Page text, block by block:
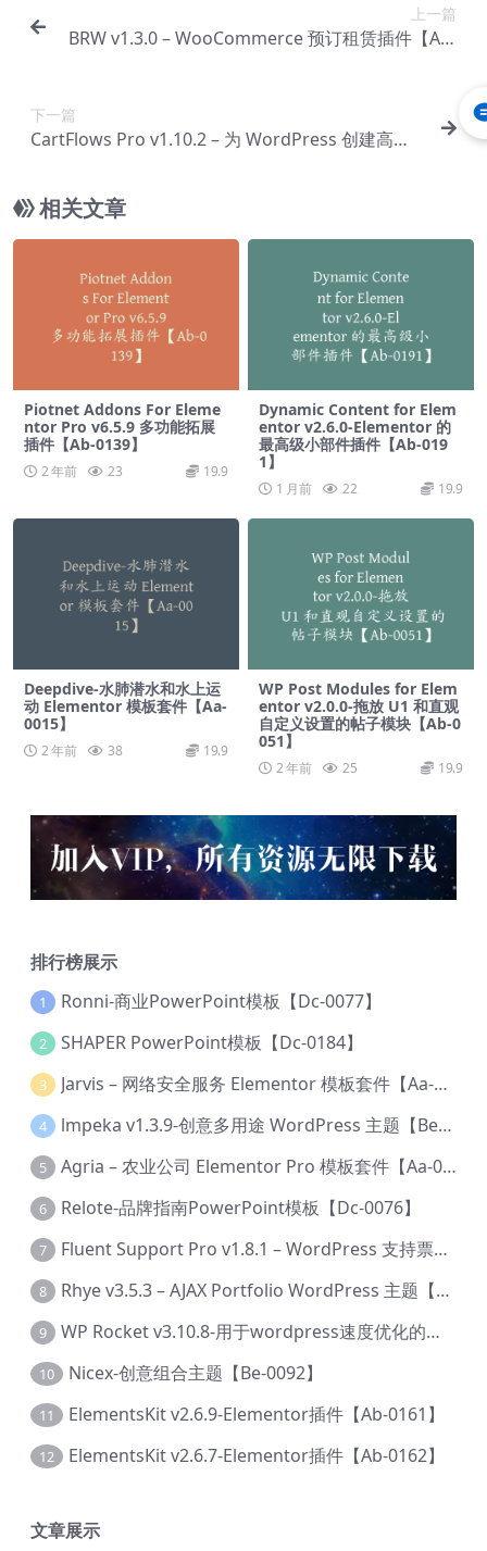
上一篇
BRW v1.3.0 – WooCommerce 预订租赁插件【Ab-
下一篇
CartFlows Pro v1.10.2 – 为 WordPress 创建高转
相关文章
Piotnet Addons For Eleme
ntor Pro v6.5.9 多功能拓展
插件【Ab-0139】
2 年前 23 19.9
Dynamic Content for Elem
entor v2.6.0-Elementor 的
最高级小部件插件【Ab-019
1】
1 月前 22 19.9
Deepdive-水肺潜水和水上运
动 Elementor 模板套件【Aa-
0015】
2 年前 38 19.9
WP Post Modules for Elem
entor v2.0.0-拖放 U1 和直观
自定义设置的帖子模块【Ab-0
051】
2 年前 25 19.9
排行榜展示
1 Ronni-商业PowerPoint模板【Dc-0077】
2 SHAPER PowerPoint模板【Dc-0184】
3 Jarvis – 网络安全服务 Elementor 模板套件【Aa-0035】
4 lmpeka v1.3.9-创意多用途 WordPress 主题【Be-0064】
5 Agria – 农业公司 Elementor Pro 模板套件【Aa-0003】
6 Relote-品牌指南PowerPoint模板【Dc-0076】
7 Fluent Support Pro v1.8.1 – WordPress 支持票务系统【Cc-0041】
8 Rhye v3.5.3 – AJAX Portfolio WordPress 主题【Bi-0049】
9 WP Rocket v3.10.8-用于wordpress速度优化的缓存加速插件【Cd-0019】
10 Nicex-创意组合主题【Be-0092】
11 ElementsKit v2.6.9-Elementor插件【Ab-0161】
12 ElementsKit v2.6.7-Elementor插件【Ab-0162】
文章展示